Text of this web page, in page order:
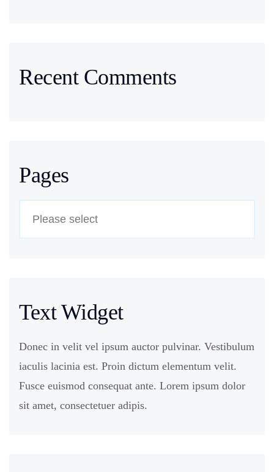
Recent Comments
Pages
Text Widget
Donec in velit vel ipsum auctor pulvinar. Vestibulum
iaculis lacinia est. Proin dictum elementum velit.
Fusce euismod consequat ante. Lorem ipsum dolor
sit amet, consectetuer adipis.